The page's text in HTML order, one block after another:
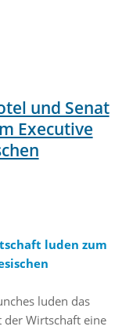
und Senat
Executive
luden zum
luden das
der Wirtschaft eine